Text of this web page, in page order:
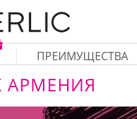
ПРЕИМУЩЕСТВА
АРМЕНИЯ